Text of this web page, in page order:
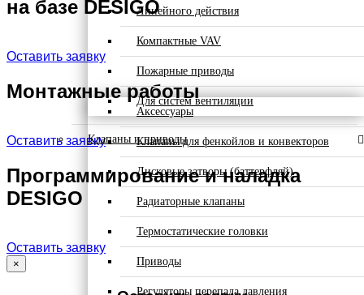
Линейного действия
Компактные VAV
Пожарные приводы
Для систем вентиляции
Клапаны и приводы
Аксессуары
Клапаны для фенкойлов и конвекторов
Дисковые затворы (баттерфляй)
Радиаторные клапаны
Термостатические головки
Приводы
Регуляторы перепада давления
на базе DESIGO
Оставить заявку
Монтажные работы
Оставить заявку
Программирование и наладка
DESIGO
Оставить заявку
×